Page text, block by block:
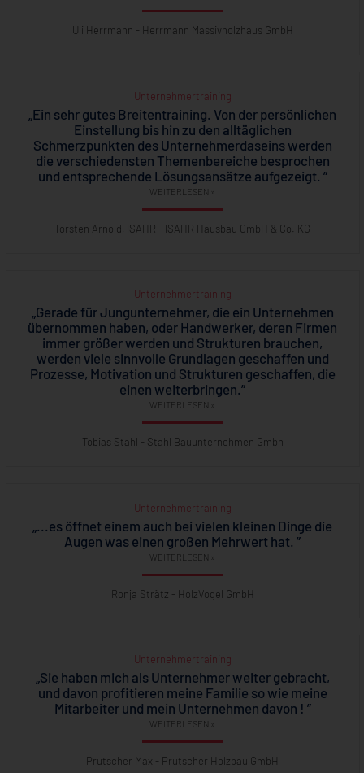
Uli Herrmann - Herrmann Massivholzhaus GmbH
Unternehmertraining
„Ein sehr gutes Breitentraining. Von der persönlichen
Einstellung bis hin zu den alltäglichen
Schmerzpunkten des Unternehmerdaseins werden
die verschiedensten Themenbereiche besprochen
und entsprechende Lösungsansätze aufgezeigt. ”
WEITERLESEN »
Torsten Arnold, ISAHR - ISAHR Hausbau GmbH & Co. KG
Unternehmertraining
„Gerade für Jungunternehmer, die ein Unternehmen
übernommen haben, oder Handwerker, deren Firmen
immer größer werden und Strukturen brauchen,
werden viele sinnvolle Grundlagen geschaffen und
Prozesse, Motivation und Strukturen geschaffen, die
einen weiterbringen.”
WEITERLESEN »
Tobias Stahl - Stahl Bauunternehmen Gmbh
Unternehmertraining
„...es öffnet einem auch bei vielen kleinen Dinge die
Augen was einen großen Mehrwert hat. ”
WEITERLESEN »
Ronja Strätz - HolzVogel GmbH
Unternehmertraining
„Sie haben mich als Unternehmer weiter gebracht,
und davon profitieren meine Familie so wie meine
Mitarbeiter und mein Unternehmen davon ! ”
WEITERLESEN »
Prutscher Max - Prutscher Holzbau GmbH